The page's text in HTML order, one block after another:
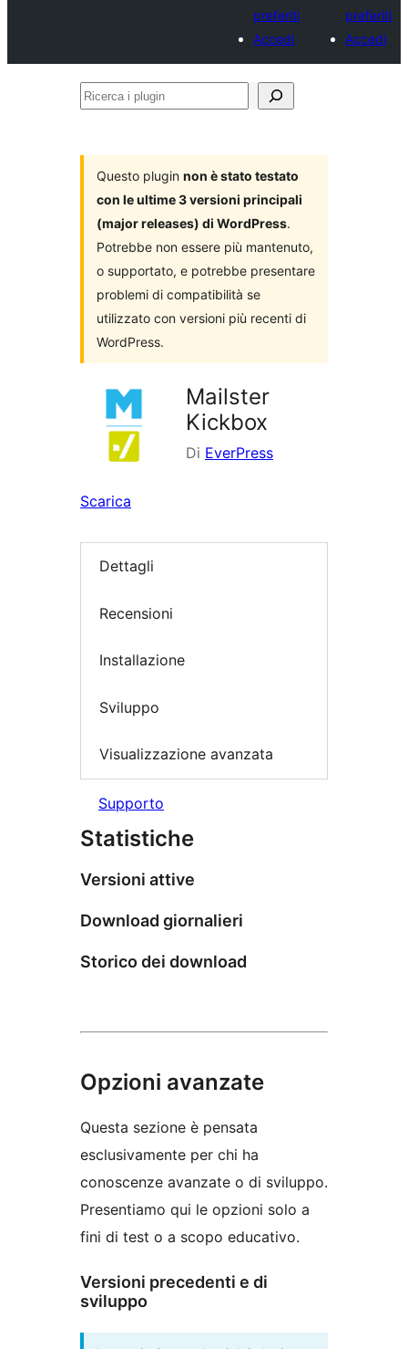
preferiti
Accedi
preferiti
Accedi
Ricerca
Questo plugin non è stato testato
con le ultime 3 versioni principali
(major releases) di WordPress.
Potrebbe non essere più mantenuto,
o supportato, e potrebbe presentare
problemi di compatibilità se
utilizzato con versioni più recenti di
WordPress.
Mailster
Kickbox
Di EverPress
Scarica
Dettagli
Recensioni
Installazione
Sviluppo
Visualizzazione avanzata
Supporto
Statistiche
Versioni attive
Download giornalieri
Storico dei download
Opzioni avanzate
Questa sezione è pensata
esclusivamente per chi ha
conoscenze avanzate o di sviluppo.
Presentiamo qui le opzioni solo a
fini di test o a scopo educativo.
Versioni precedenti e di
sviluppo